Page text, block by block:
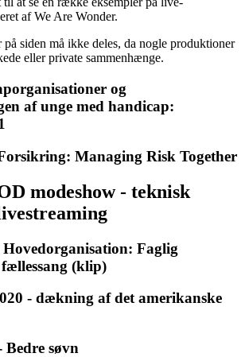
af We Are Wonder.
på siden må ikke deles, da nogle produktioner
eller private sammenhænge.
og
af unge med handicap:
Managing Risk Together
modeshow - teknisk
Hovedorganisation: Faglig
(klip)
- dækning af det amerikanske
søvn